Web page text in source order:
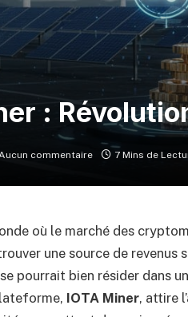
:
commentaire 7 Mins de
où le marché des
une source de revenus
pourrait bien résider dans
IOTA Miner, attire